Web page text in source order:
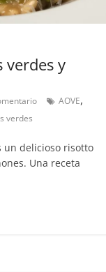
verdes y
AOVE,
verdes
un delicioso risotto
Una receta